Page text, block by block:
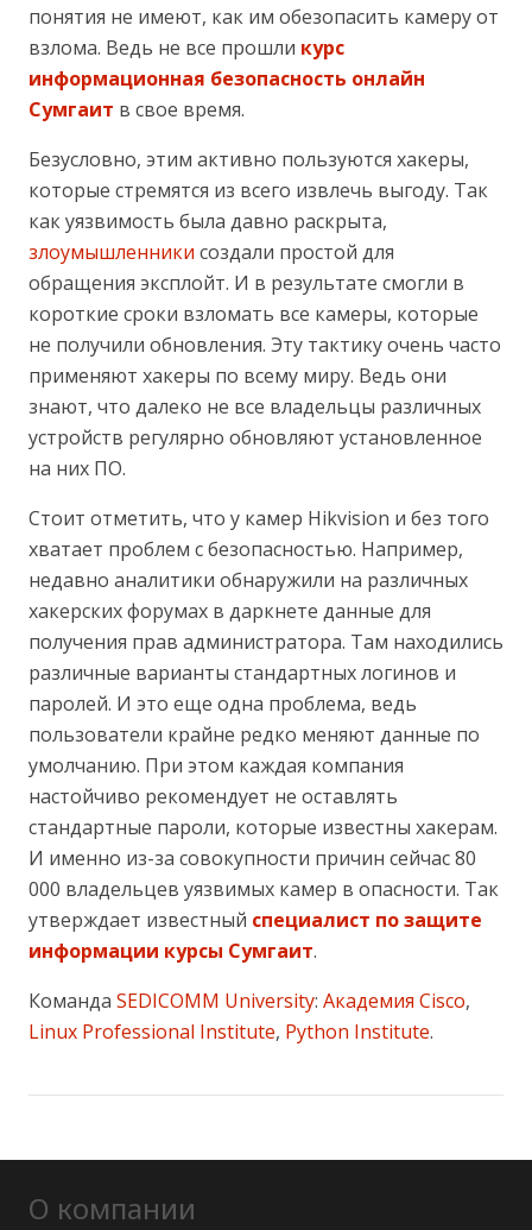
понятия не имеют, как им обезопасить камеру от
взлома. Ведь не все прошли курс
информационная безопасность онлайн
Сумгаит в свое время.
Безусловно, этим активно пользуются хакеры,
которые стремятся из всего извлечь выгоду. Так
как уязвимость была давно раскрыта,
злоумышленники создали простой для
обращения эксплойт. И в результате смогли в
короткие сроки взломать все камеры, которые
не получили обновления. Эту тактику очень часто
применяют хакеры по всему миру. Ведь они
знают, что далеко не все владельцы различных
устройств регулярно обновляют установленное
на них ПО.
Стоит отметить, что у камер Hikvision и без того
хватает проблем с безопасностью. Например,
недавно аналитики обнаружили на различных
хакерских форумах в даркнете данные для
получения прав администратора. Там находились
различные варианты стандартных логинов и
паролей. И это еще одна проблема, ведь
пользователи крайне редко меняют данные по
умолчанию. При этом каждая компания
настойчиво рекомендует не оставлять
стандартные пароли, которые известны хакерам.
И именно из-за совокупности причин сейчас 80
000 владельцев уязвимых камер в опасности. Так
утверждает известный специалист по защите
информации курсы Сумгаит.
Команда SEDICOMM University: Академия Cisco,
Linux Professional Institute, Python Institute.
О компании